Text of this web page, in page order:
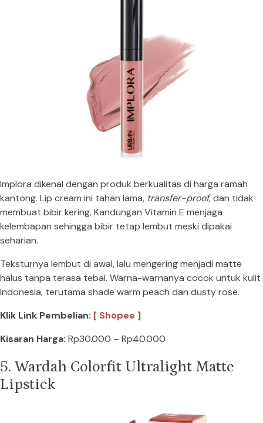
Implora dikenal dengan produk berkualitas di harga ramah
kantong. Lip cream ini tahan lama, transfer-proof, dan tidak
membuat bibir kering. Kandungan Vitamin E menjaga
kelembapan sehingga bibir tetap lembut meski dipakai
seharian.
Teksturnya lembut di awal, lalu mengering menjadi matte
halus tanpa terasa tebal. Warna-warnanya cocok untuk kulit
Indonesia, terutama shade warm peach dan dusty rose.
Klik Link Pembelian: [ Shopee ]
Kisaran Harga: Rp30.000 – Rp40.000
5. Wardah Colorfit Ultralight Matte
Lipstick